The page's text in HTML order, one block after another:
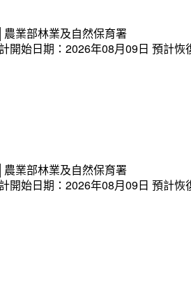
業部林業及自然保育署
開始日期：2026年08月09日 預計
業部林業及自然保育署
開始日期：2026年08月09日 預計